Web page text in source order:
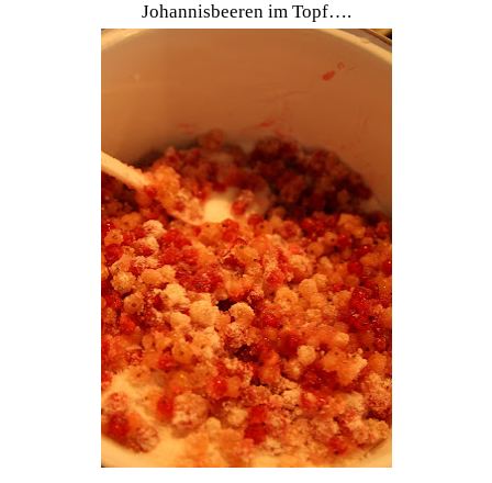
Johannisbeeren im Topf….